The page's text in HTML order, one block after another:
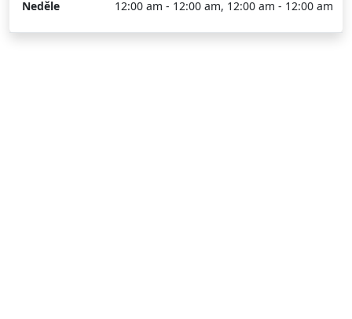
Neděle 12:00 am - 12:00 am, 12:00 am - 12:00 am